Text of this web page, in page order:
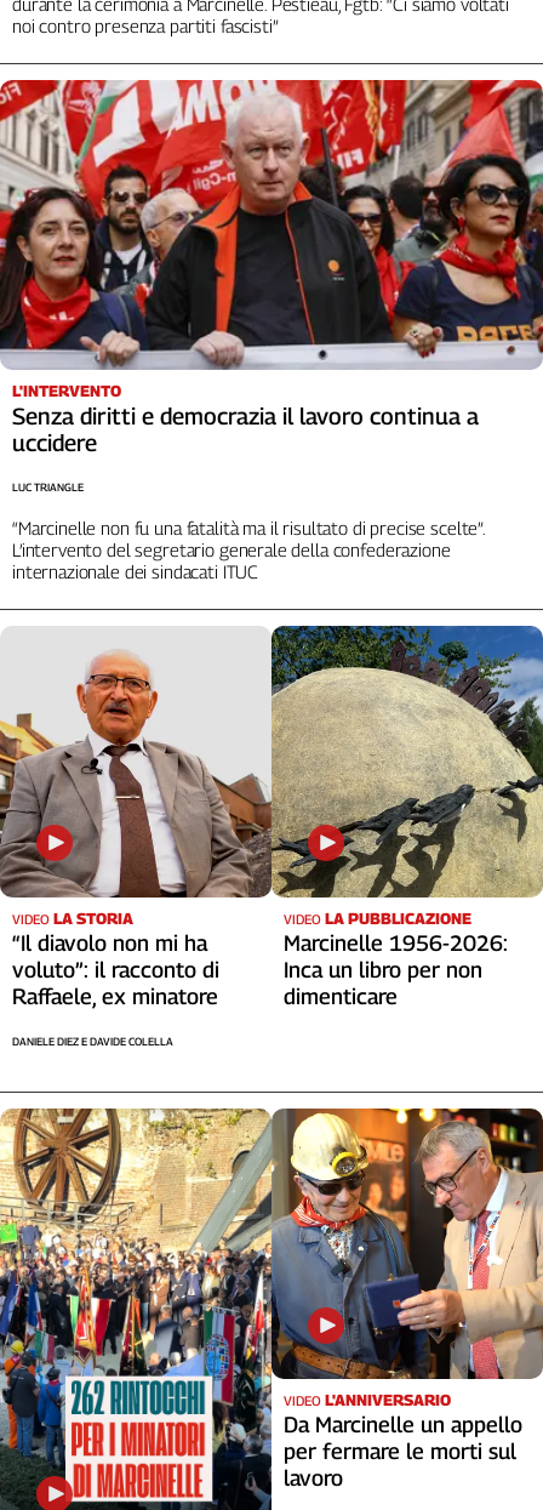
noi contro presenza partiti fascisti”
L'INTERVENTO
Senza diritti e democrazia il lavoro continua a
uccidere
“Marcinelle non fu una fatalità ma il risultato di precise scelte”.
L’intervento del segretario generale della confederazione
internazionale dei sindacati ITUC
LUC TRIANGLE
VIDEO LA STORIA
“Il diavolo non mi ha
voluto”: il racconto di
Raffaele, ex minatore
DANIELE DIEZ E DAVIDE COLELLA
VIDEO LA PUBBLICAZIONE
Marcinelle 1956-2026:
Inca un libro per non
dimenticare
VIDEO L'ANNIVERSARIO
Da Marcinelle un appello
per fermare le morti sul
lavoro